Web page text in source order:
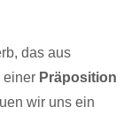
das aus
einer Präposition
wir uns ein